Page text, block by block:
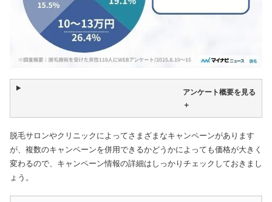
アンケート概要を見る
＋
脱毛サロンやクリニックによってさまざまなキャンペーンがあります
が、複数のキャンペーンを併用できるかどうかによっても価格が大きく
変わるので、キャンペーン情報の詳細はしっかりチェックしておきまし
ょう。